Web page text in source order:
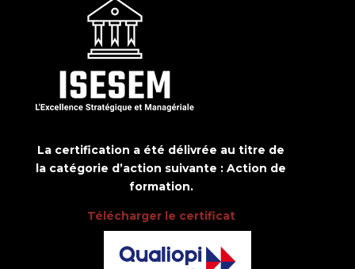
La certification a été délivrée au titre de
la catégorie d’action suivante : Action de
formation.
Télécharger le certificat